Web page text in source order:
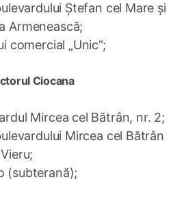
Ștefan cel Mare și
Armenească;
comercial „Unic”;
Ciocana
Mircea cel Bătrân, nr. 2;
Mircea cel Bătrân
(subterană);